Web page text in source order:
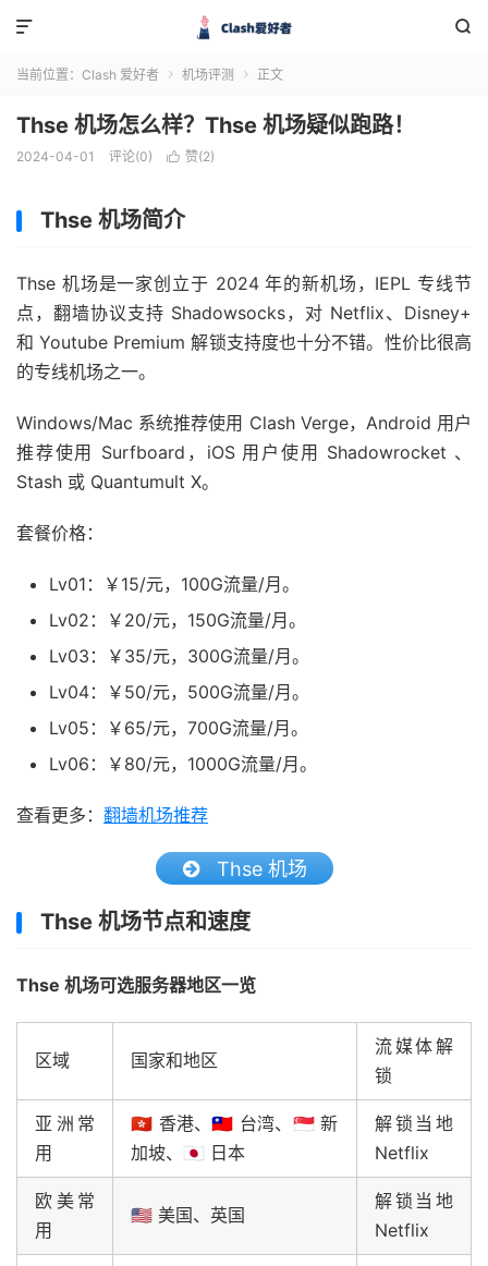


当前位置： Clash 爱好者  机场评测  正文
Thse 机场怎么样？Thse 机场疑似跑路！
2024-04-01 评论(0)  赞(2)
Thse 机场简介
Thse 机场是一家创立于 2024 年的新机场，IEPL 专线节
点，翻墙协议支持 Shadowsocks，对 Netflix、Disney+
和 Youtube Premium 解锁支持度也十分不错。性价比很高
的专线机场之一。
Windows/Mac 系统推荐使用 Clash Verge，Android 用户
推荐使用 Surfboard，iOS 用户使用 Shadowrocket 、
Stash 或 Quantumult X。
套餐价格：
Lv01：￥15/元，100G流量/月。
Lv02：￥20/元，150G流量/月。
Lv03：￥35/元，300G流量/月。
Lv04：￥50/元，500G流量/月。
Lv05：￥65/元，700G流量/月。
Lv06：￥80/元，1000G流量/月。
查看更多： 翻墙机场推荐
Thse 机场
Thse 机场节点和速度
Thse 机场可选服务器地区一览
区域 国家和地区
流媒体解
锁
亚洲常
用
🇭🇰 香港、🇹🇼 台湾、🇸🇬 新
加坡、🇯🇵 日本
解锁当地
Netflix
欧美常
用
🇺🇸 美国、英国
解锁当地
Netflix